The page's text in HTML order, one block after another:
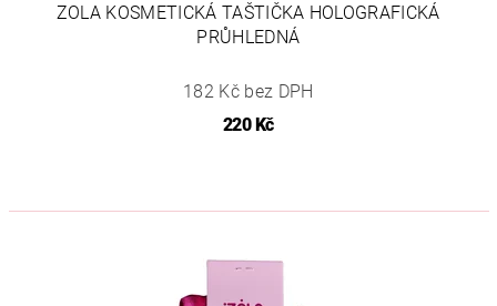
ZOLA KOSMETICKÁ TAŠTIČKA HOLOGRAFICKÁ
PRŮHLEDNÁ
182 Kč bez DPH
220 Kč